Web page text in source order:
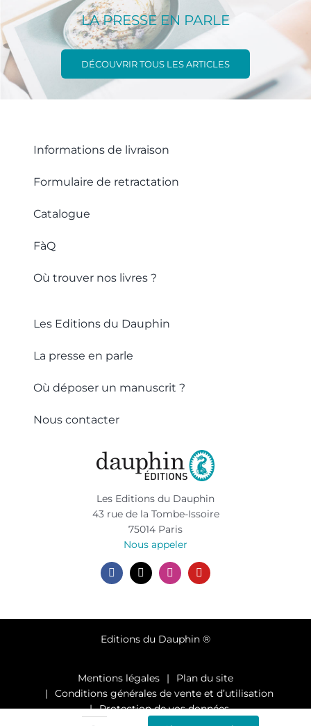
LA PRESSE EN PARLE
DÉCOUVRIR TOUS LES ARTICLES
Informations de livraison
Formulaire de retractation
Catalogue
FàQ
Où trouver nos livres ?
Les Editions du Dauphin
La presse en parle
Où déposer un manuscrit ?
Nous contacter
Les Editions du Dauphin
43 rue de la Tombe-Issoire
75014 Paris
Nous appeler
Editions du Dauphin ®
Mentions légales
Plan du site
Conditions générales de vente et d’utilisation
Protection de vos données